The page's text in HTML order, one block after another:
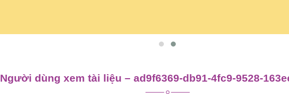
Người dùng xem tài liệu – ad9f6369-db91-4fc9-9528-